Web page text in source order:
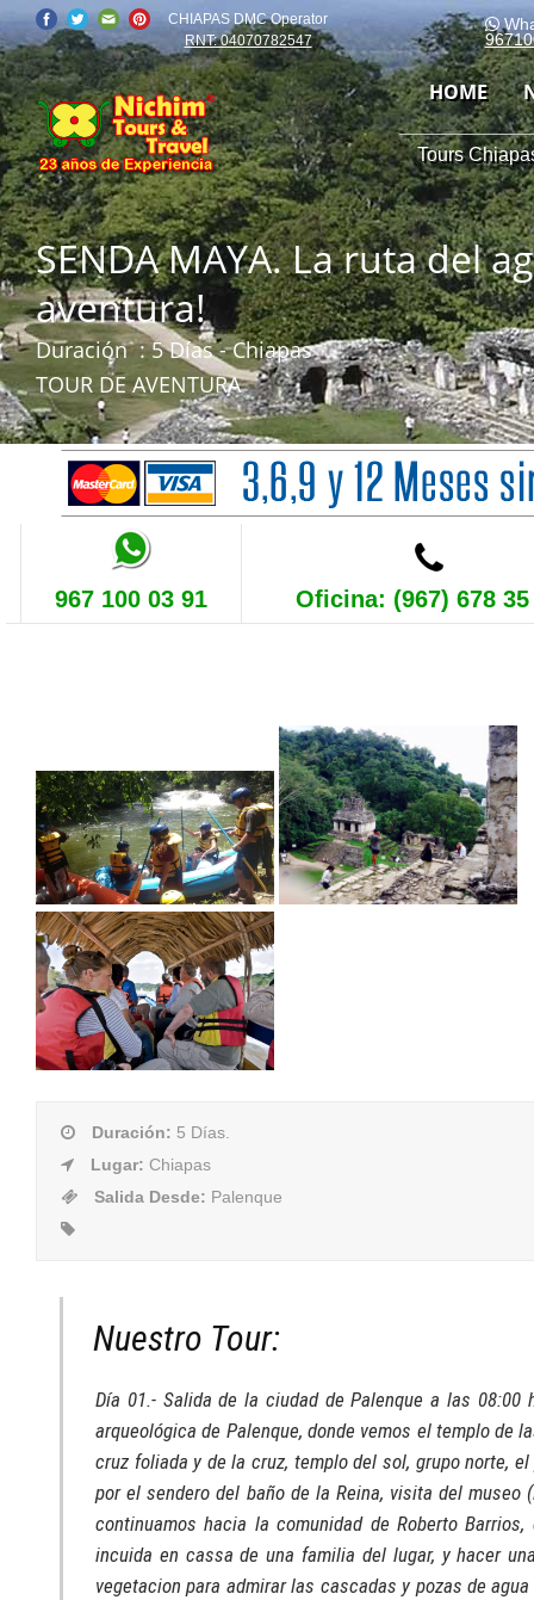
CHIAPAS DMC Operator
RNT: 04070782547
HOME
Tours
SENDA MAYA. La ruta del
aventura!
Duración : 5 Días - Chiapas
TOUR DE AVENTURA
967 100 03 91 Oficina: (967) 678 35
Duración: 5 Días.
Lugar: Chiapas
Salida Desde: Palenque
Nuestro Tour:
Día 01.- Salida de la ciudad de Palenque a las 08:00
arqueológica de Palenque, donde vemos el templo de
cruz foliada y de la cruz, templo del sol, grupo norte,
por el sendero del baño de la Reina, visita del museo
continuamos hacia la comunidad de Roberto Barrios,
incuida en cassa de una familia del lugar, y hacer
vegetacion para admirar las cascadas y pozas de